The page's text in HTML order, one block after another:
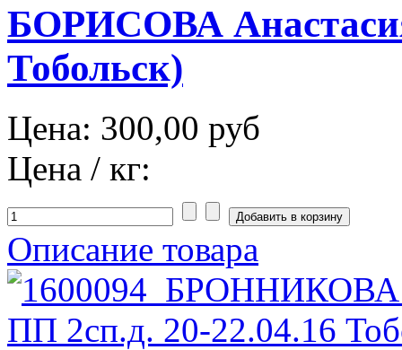
БОРИСОВА
Тобольск)
Цена: 300,00 руб
Цена / кг:
Описание товара